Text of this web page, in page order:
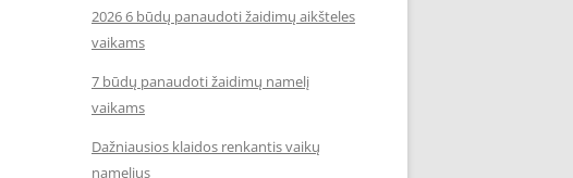
2026 6 būdų panaudoti žaidimų aikšteles
vaikams
7 būdų panaudoti žaidimų namelį
vaikams
Dažniausios klaidos renkantis vaikų
namelius